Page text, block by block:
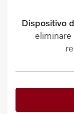
Dispositivo